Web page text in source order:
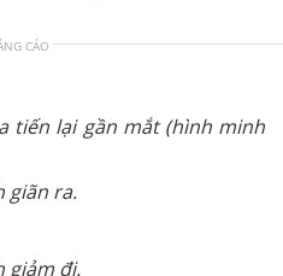
CÁO
tiến lại gần mắt (hình minh
giãn ra.
giảm đi.